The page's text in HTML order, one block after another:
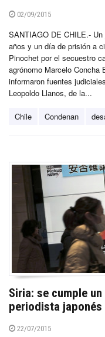
02/09/2015
SANTIAGO DE CHILE.-
años y un día de prisión a
Pinochet por el secuestro
agrónomo Marcelo Concha
informaron fuentes
Leopoldo Llanos, de la...
Chile Condenan
Siria: se cumple
periodista japonés
22/07/2015